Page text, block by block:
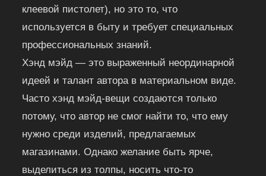
клеевой пистолет), но это то, что
используется в быту и требует специальных
профессиональных знаний.
Хэнд мэйд — это выраженный неординарной
идеей и талант автора в материальном виде.
Часто хэнд мэйд-вещи создаются только
потому, что автор не смог найти то, что ему
нужно среди изделий, предлагаемых
магазинами. Однако желание быть ярче,
выделиться из толпы, носить что-то